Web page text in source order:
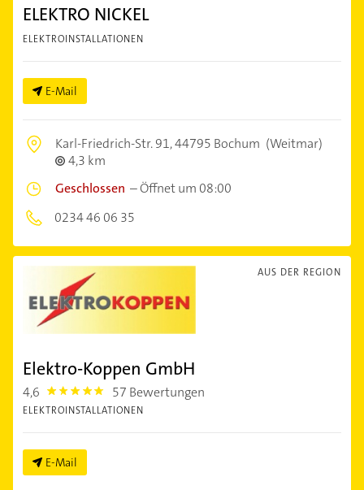
ELEKTRO NICKEL
ELEKTROINSTALLATIONEN
E-Mail
Karl-Friedrich-Str. 91,44795 Bochum (Weitmar)
4,3 km
Geschlossen –Öffnet um 08:00
0234 46 06 35
AUS DER REGION
Elektro-Koppen GmbH
4,6 4.6 57 Bewertungen
ELEKTROINSTALLATIONEN
E-Mail